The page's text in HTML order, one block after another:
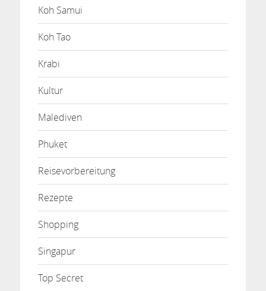
Koh Samui
Koh Tao
Krabi
Kultur
Malediven
Phuket
Reisevorbereitung
Rezepte
Shopping
Singapur
Top Secret